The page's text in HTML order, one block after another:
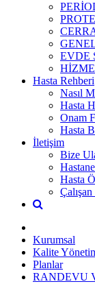
EVDE
Hasta Rehberi
Nasıl
Hasta
Onam
Hasta
İletişim
Bize
Hasta
Kurumsal
Kalite
Planlar
RANDEVU